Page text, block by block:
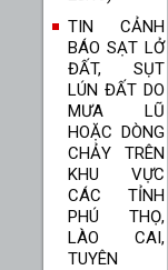
TIN CẢNH
BÁO SẠT LỞ
ĐẤT, SỤT
LÚN ĐẤT DO
MƯA LŨ
HOẶC DÒNG
CHẢY TRÊN
KHU VỰC
CÁC TỈNH
PHÚ THỌ,
LÀO CAI,
TUYÊN